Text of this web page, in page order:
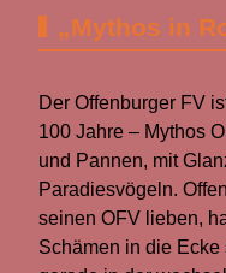
„Mythos in
Der Offenburger FV
100 Jahre – Mythos
und Pannen, mit
Paradiesvögeln.
seinen OFV lieben,
Schämen in die